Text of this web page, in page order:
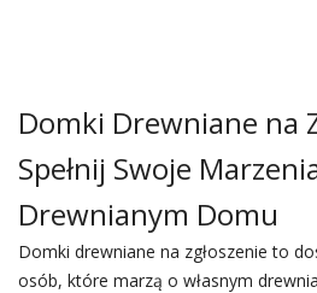
Domki Drewniane na
Spełnij Swoje
Drewnianym Domu
Domki drewniane na zgłoszenie to
osób, które marzą o własnym